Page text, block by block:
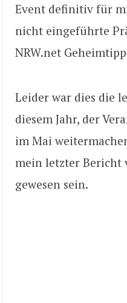
Event definitiv für
nicht eingeführte
NRW.net Geheimtipp
Leider war dies die
diesem Jahr, der
im Mai
mein letzter Bericht
gewesen sein.